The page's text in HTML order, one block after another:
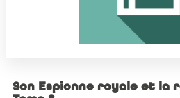
Son Espionne royale et la